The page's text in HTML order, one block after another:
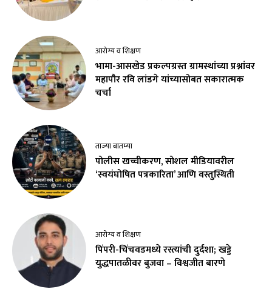
आरोग्य व शिक्षण
भामा-आसखेड प्रकल्पग्रस्त ग्रामस्थांच्या प्रश्नांवर
महापौर रवि लांडगे यांच्यासोबत सकारात्मक
चर्चा
ताज्या बातम्या
पोलीस खच्चीकरण, सोशल मीडियावरील
‘स्वयंघोषित पत्रकारिता’ आणि वस्तुस्थिती
आरोग्य व शिक्षण
पिंपरी-चिंचवडमध्ये रस्त्यांची दुर्दशा; खड्डे
युद्धपातळीवर बुजवा – विश्वजीत बारणे